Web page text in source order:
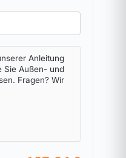
Anleitung
Sie Außen- und
Fragen? Wir